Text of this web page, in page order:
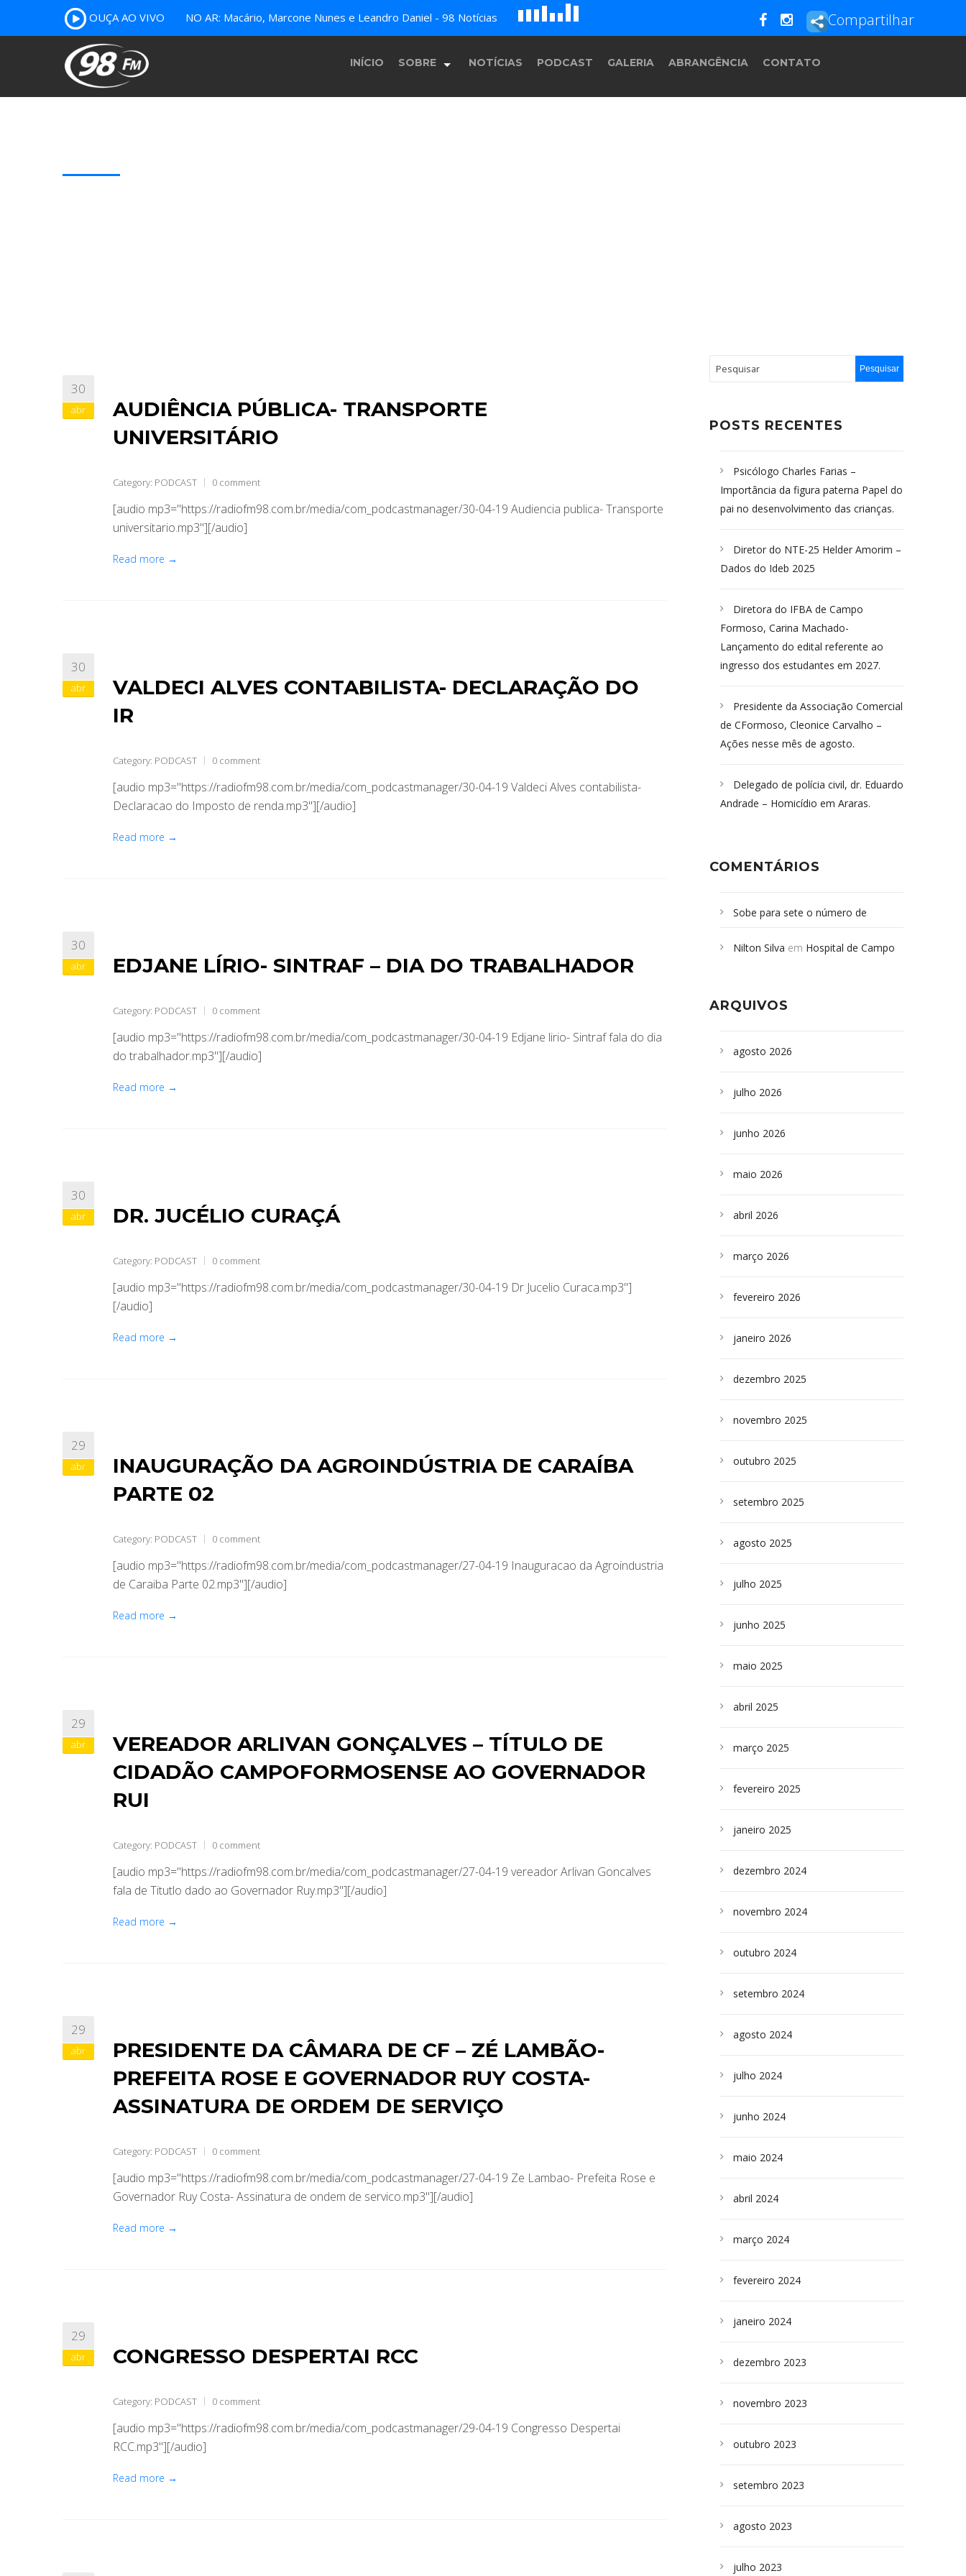
OUÇA AO VIVO NO AR: Macário, Marcone Nunes e Leandro Daniel - 98 Notícias A
B c
D
E F G
H
Compartilhar
INÍCIO SOBRE NOTÍCIAS PODCAST GALERIA ABRANGÊNCIA CONTATO
30
abr
AUDIÊNCIA PÚBLICA- TRANSPORTE
UNIVERSITÁRIO
Category: PODCAST 0 comment
[audio mp3="https://radiofm98.com.br/media/com_podcastmanager/30-04-19 Audiencia publica- Transporte
universitario.mp3"][/audio]
Read more →
30
abr
VALDECI ALVES CONTABILISTA- DECLARAÇÃO DO
IR
Category: PODCAST 0 comment
[audio mp3="https://radiofm98.com.br/media/com_podcastmanager/30-04-19 Valdeci Alves contabilista-
Declaracao do Imposto de renda.mp3"][/audio]
Read more →
30
abr EDJANE LÍRIO- SINTRAF – DIA DO TRABALHADOR
Category: PODCAST 0 comment
[audio mp3="https://radiofm98.com.br/media/com_podcastmanager/30-04-19 Edjane lirio- Sintraf fala do dia
do trabalhador.mp3"][/audio]
Read more →
30
abr DR. JUCÉLIO CURAÇÁ
Category: PODCAST 0 comment
[audio mp3="https://radiofm98.com.br/media/com_podcastmanager/30-04-19 Dr Jucelio Curaca.mp3"]
[/audio]
Read more →
29
abr
INAUGURAÇÃO DA AGROINDÚSTRIA DE CARAÍBA
PARTE 02
Category: PODCAST 0 comment
[audio mp3="https://radiofm98.com.br/media/com_podcastmanager/27-04-19 Inauguracao da Agroindustria
de Caraiba Parte 02.mp3"][/audio]
Read more →
29
abr
VEREADOR ARLIVAN GONÇALVES – TÍTULO DE
CIDADÃO CAMPOFORMOSENSE AO GOVERNADOR
RUI
Category: PODCAST 0 comment
[audio mp3="https://radiofm98.com.br/media/com_podcastmanager/27-04-19 vereador Arlivan Goncalves
fala de Titutlo dado ao Governador Ruy.mp3"][/audio]
Read more →
29
abr
PRESIDENTE DA CÂMARA DE CF – ZÉ LAMBÃO-
PREFEITA ROSE E GOVERNADOR RUY COSTA-
ASSINATURA DE ORDEM DE SERVIÇO
Category: PODCAST 0 comment
[audio mp3="https://radiofm98.com.br/media/com_podcastmanager/27-04-19 Ze Lambao- Prefeita Rose e
Governador Ruy Costa- Assinatura de ondem de servico.mp3"][/audio]
Read more →
29
abr CONGRESSO DESPERTAI RCC
Category: PODCAST 0 comment
[audio mp3="https://radiofm98.com.br/media/com_podcastmanager/29-04-19 Congresso Despertai
RCC.mp3"][/audio]
Read more →
POSTS RECENTES
Psicólogo Charles Farias –
Importância da figura paterna Papel do
pai no desenvolvimento das crianças.
Diretor do NTE-25 Helder Amorim –
Dados do Ideb 2025
Diretora do IFBA de Campo
Formoso, Carina Machado-
Lançamento do edital referente ao
ingresso dos estudantes em 2027.
Presidente da Associação Comercial
de CFormoso, Cleonice Carvalho –
Ações nesse mês de agosto.
Delegado de polícia civil, dr. Eduardo
Andrade – Homicídio em Araras.
COMENTÁRIOS
Sobe para sete o número de
desabamento em São Paulo - Revista
sepultados em SP
Nilton Silva em Hospital de Campo
ARQUIVOS
agosto 2026
julho 2026
junho 2026
maio 2026
abril 2026
março 2026
fevereiro 2026
janeiro 2026
dezembro 2025
novembro 2025
outubro 2025
setembro 2025
agosto 2025
julho 2025
junho 2025
maio 2025
abril 2025
março 2025
fevereiro 2025
janeiro 2025
dezembro 2024
novembro 2024
outubro 2024
setembro 2024
agosto 2024
julho 2024
junho 2024
maio 2024
abril 2024
março 2024
fevereiro 2024
janeiro 2024
dezembro 2023
novembro 2023
outubro 2023
setembro 2023
agosto 2023
julho 2023